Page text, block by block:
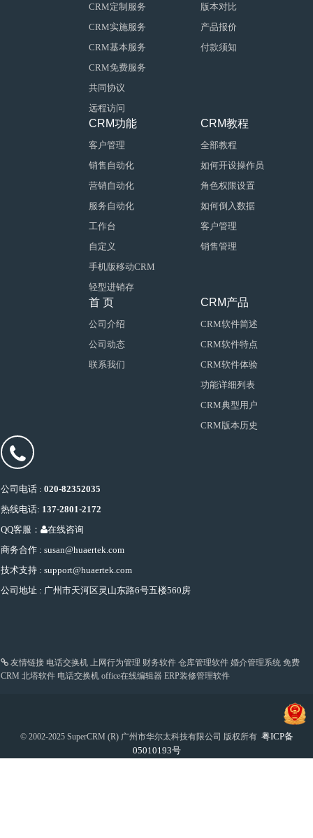
版本对比
产品报价
付款须知
CRM定制服务
CRM实施服务
CRM基本服务
CRM免费服务
共同协议
远程访问
CRM教程
全部教程
如何开设操作员
角色权限设置
如何倒入数据
客户管理
销售管理
CRM功能
客户管理
销售自动化
营销自动化
服务自动化
工作台
自定义
手机版移动CRM
轻型进销存
CRM产品
CRM软件简述
CRM软件特点
CRM软件体验
功能详细列表
CRM典型用户
CRM版本历史
首 页
公司介绍
公司动态
联系我们
公司电话 : 020-82352035
热线电话: 137-2801-2172
QQ客服：
在线咨询
商务合作 : susan@huaertek.com
技术支持 : support@huaertek.com
公司地址 : 广州市天河区灵山东路6号五楼560房
友情链接 电话交换机 上网行为管理 财务软件 仓库管理软件 婚介管理系统 免费
CRM 北塔软件 电话交换机 office在线编辑器 ERP装修管理软件
© 2002-2025 SuperCRM (R) 广州市华尔太科技有限公司 版权所有 粤ICP备
05010193号